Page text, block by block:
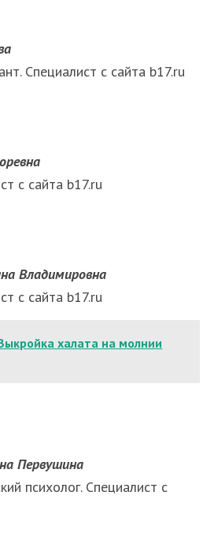
Специалист с сайта b17.ru
с сайта b17.ru
Владимировна
с сайта b17.ru
халата на молнии
Первушина
психолог. Специалист с